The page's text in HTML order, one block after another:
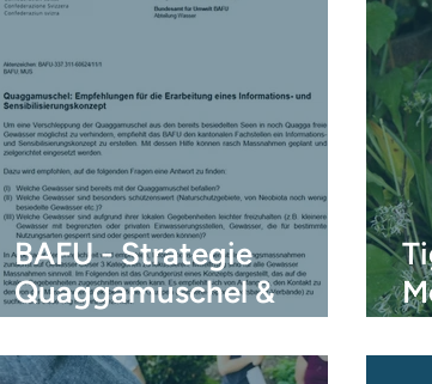
BAFU - Strategie
Quaggamuschel &
andere aquatische
Neobiota